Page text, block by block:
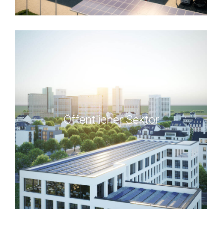
Öffentlicher Sektor